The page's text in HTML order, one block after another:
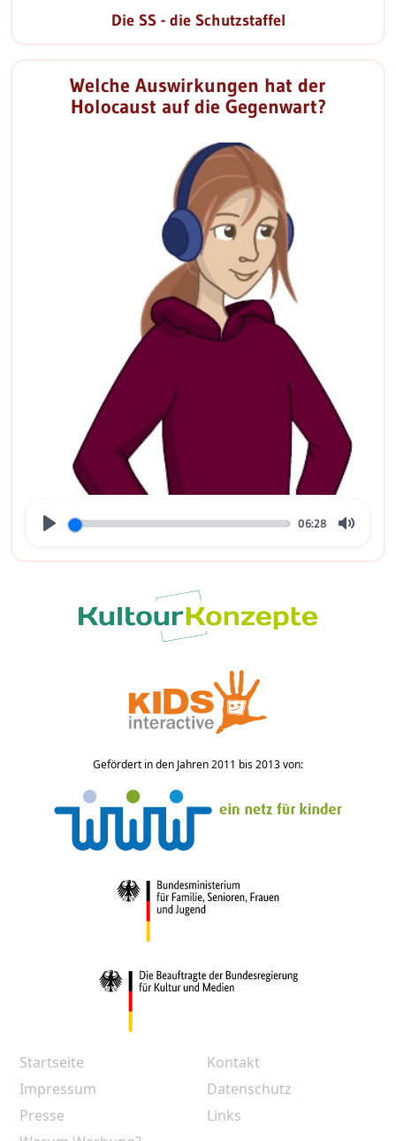
Die SS - die Schutzstaffel
Welche Auswirkungen hat der
Holocaust auf die Gegenwart?
06:28
Gefördert in den Jahren 2011 bis 2013 von:
Startseite
Kontakt
Impressum
Datenschutz
Presse
Links